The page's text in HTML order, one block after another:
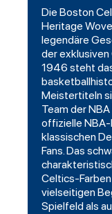
Die Boston
Heritage
legendäre
der exklusiven
1946 steht
Meistertiteln
Team der NBA
offizielle
klassischen
Fans. Das
Celtics-
vielseitigen
Spielfeld als